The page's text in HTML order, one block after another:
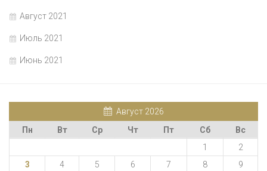
Август 2021
Июль 2021
Июнь 2021
Август 2026
Пн
Вт Ср Чт Пт Сб
Вс
1
2
3
4 5 6 7 8
9